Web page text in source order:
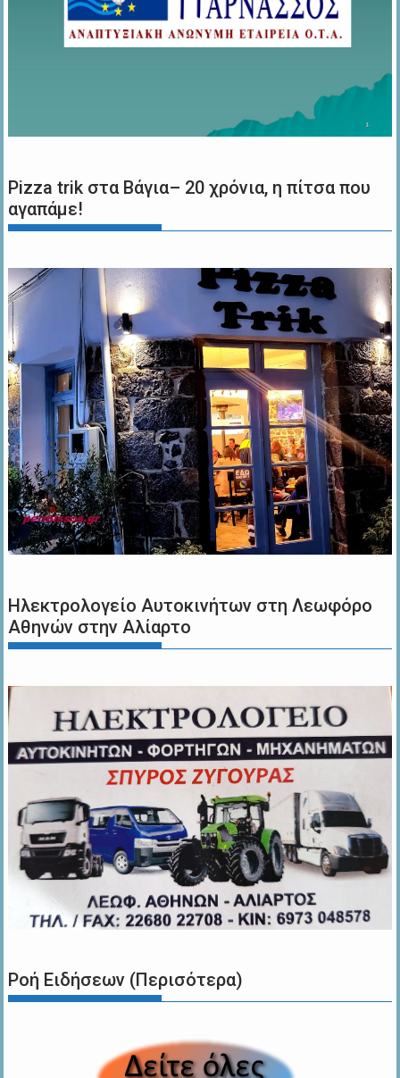
Pizza trik στα Βάγια– 20 χρόνια, η πίτσα που
αγαπάμε!
Ηλεκτρολογείο Αυτοκινήτων στη Λεωφόρο
Αθηνών στην Αλίαρτο
Ροή Ειδήσεων (Περισότερα)